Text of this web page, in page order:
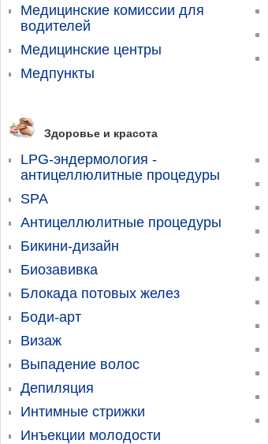
Медицинские комиссии для
водителей
Медицинские центры
Медпункты
Здоровье и красота
LPG-эндермология -
антицеллюлитные процедуры
SPA
Антицеллюлитные процедуры
Бикини-дизайн
Биозавивка
Блокада потовых желез
Боди-арт
Визаж
Выпадение волос
Депиляция
Интимные стрижки
Инъекции молодости